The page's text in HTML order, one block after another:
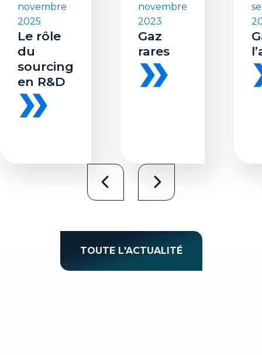
novembre
2025
Le rôle
du
sourcing
en R&D
novembre
2023
Gaz
rares
TOUTE L'ACTUALITÉ